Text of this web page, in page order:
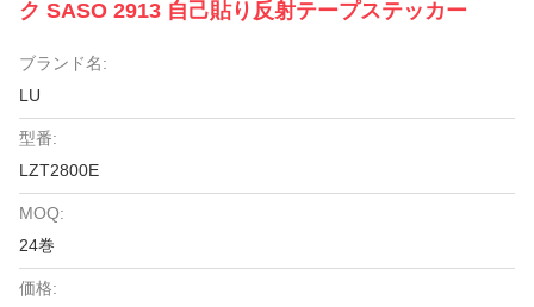
ク SASO 2913 自己貼り反射テープステッカー
ブランド名:
LU
型番:
LZT2800E
MOQ:
24巻
価格: